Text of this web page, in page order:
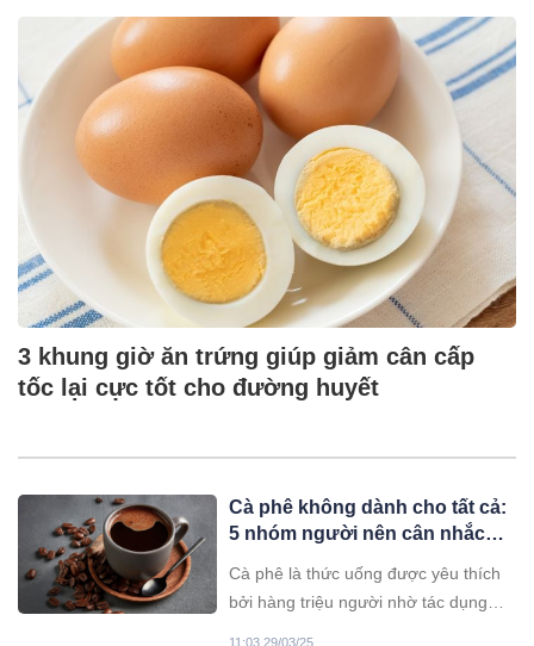
3 khung giờ ăn trứng giúp giảm cân cấp
tốc lại cực tốt cho đường huyết
Cà phê không dành cho tất cả:
5 nhóm người nên cân nhắc
uống tràn lan
Cà phê là thức uống được yêu thích
bởi hàng triệu người nhờ tác dụng
11:03 29/03/25